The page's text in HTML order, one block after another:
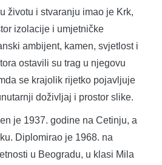
životu i stvaranju imao je Krk,
izolacije i umjetničke
ambijent, kamen, svjetlost i
ostavili su trag u njegovu
se krajolik rijetko pojavljuje
doživljaj i prostor slike.
je 1937. godine na Cetinju, a
Diplomirao je 1968. na
u Beogradu, u klasi Mila